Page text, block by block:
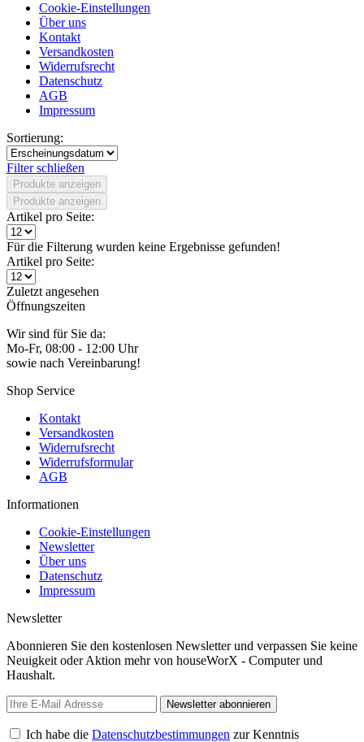
Cookie-Einstellungen
Über uns
Kontakt
Versandkosten
Widerrufsrecht
Datenschutz
AGB
Impressum
Sortierung:
Filter schließen
Produkte anzeigen
Produkte anzeigen
Artikel pro Seite:
Für die Filterung wurden keine Ergebnisse gefunden!
Artikel pro Seite:
Zuletzt angesehen
Öffnungszeiten
Wir sind für Sie da:
Mo-Fr, 08:00 - 12:00 Uhr
sowie nach Vereinbarung!
Shop Service
Kontakt
Versandkosten
Widerrufsrecht
Widerrufsformular
AGB
Informationen
Cookie-Einstellungen
Newsletter
Über uns
Datenschutz
Impressum
Newsletter
Abonnieren Sie den kostenlosen Newsletter und verpassen Sie keine
Neuigkeit oder Aktion mehr von houseWorX - Computer und
Haushalt.
Newsletter abonnieren
Ich habe die Datenschutzbestimmungen zur Kenntnis